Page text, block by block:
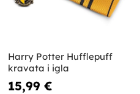
Harry Potter Hufflepuff
kravata i igla
15,99 €